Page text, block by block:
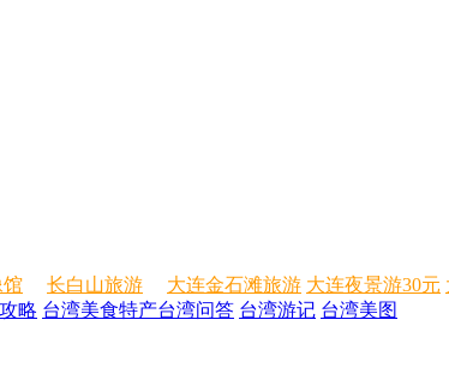
馆 长白山旅游 大连金石滩旅游 大连夜景游30元
略 台湾美食特产台湾问答 台湾游记 台湾美图